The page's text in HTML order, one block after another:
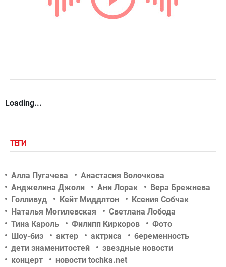
Loading...
ТЕГИ
Алла Пугачева
Анастасия Волочкова
Анджелина Джоли
Ани Лорак
Вера Брежнева
Голливуд
Кейт Миддлтон
Ксения Собчак
Наталья Могилевская
Светлана Лобода
Тина Кароль
Филипп Киркоров
Фото
Шоу-биз
актер актриса
беременность
дети знаменитостей
звездные новости
концерт
новости tochka.net